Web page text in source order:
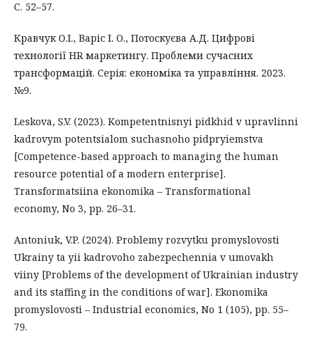
С. 52–57.
Кравчук О.І., Варіс І. О., Потоскуєва А.Д. Цифрові
технології HR маркетингу. Проблеми сучасних
трансформацій. Серія: економіка та управління. 2023.
№9.
Leskova, S.V. (2023). Kompetentnisnyi pidkhid v upravlinni
kadrovym potentsialom suchasnoho pidpryiemstva
[Competence-based approach to managing the human
resource potential of a modern enterprise].
Transformatsiina ekonomika – Transformational
economy, No 3, pp. 26–31.
Antoniuk, V.P. (2024). Problemy rozvytku promyslovosti
Ukrainy ta yii kadrovoho zabezpechennia v umovakh
viiny [Problems of the development of Ukrainian industry
and its staffing in the conditions of war]. Ekonomika
promyslovosti – Industrial economics, No 1 (105), pp. 55–
79.